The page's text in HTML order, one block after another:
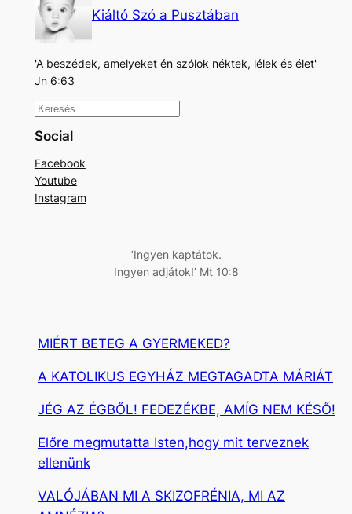
Kiáltó Szó a Pusztában
'A beszédek, amelyeket én szólok néktek, lélek és élet'
Jn 6:63
K
e
e
s
Social
Facebook
Youtube
Instagram
‘Ingyen kaptátok.
Ingyen adjátok!’ Mt 10:8
MIÉRT BETEG A GYERMEKED?
A KATOLIKUS EGYHÁZ MEGTAGADTA MÁRIÁT
JÉG AZ ÉGBŐL! FEDEZÉKBE, AMÍG NEM KÉSŐ!
Előre megmutatta Isten,hogy mit terveznek
ellenünk
VALÓJÁBAN MI A SKIZOFRÉNIA, MI AZ